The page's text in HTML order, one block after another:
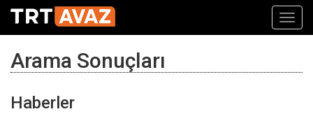
Arama Sonuçları
Haberler